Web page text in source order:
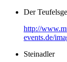
Der
http://
events.de/
Steinadler